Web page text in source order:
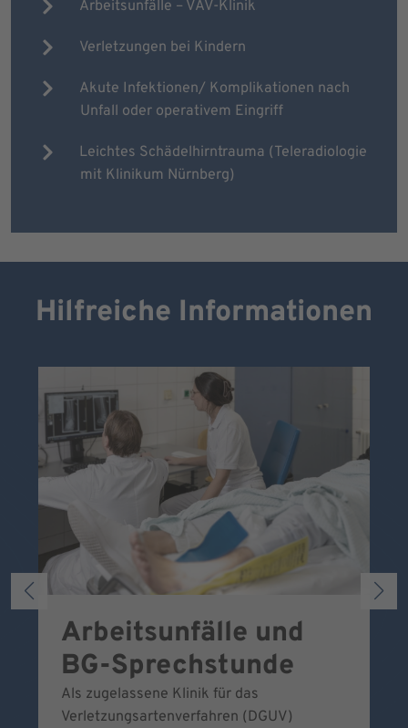
Arbeitsunfälle – VAV-Klinik
Verletzungen bei Kindern
Akute Infektionen/ Komplikationen nach
Unfall oder operativem Eingriff
Leichtes Schädelhirntrauma (Teleradiologie
mit Klinikum Nürnberg)
Hilfreiche Informationen
Arbeitsunfälle und
BG-Sprechstunde
Als zugelassene Klinik für das
Verletzungsartenverfahren (DGUV)